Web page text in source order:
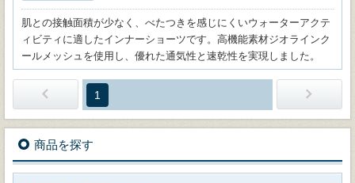
肌との接触面積が少なく、べたつきを感じにくいウォーターアクテ
ィビティに適したインナーショーツです。高機能素材ジオラインク
ールメッシュを使用し、優れた通気性と速乾性を実現しました。
1
商品を探す